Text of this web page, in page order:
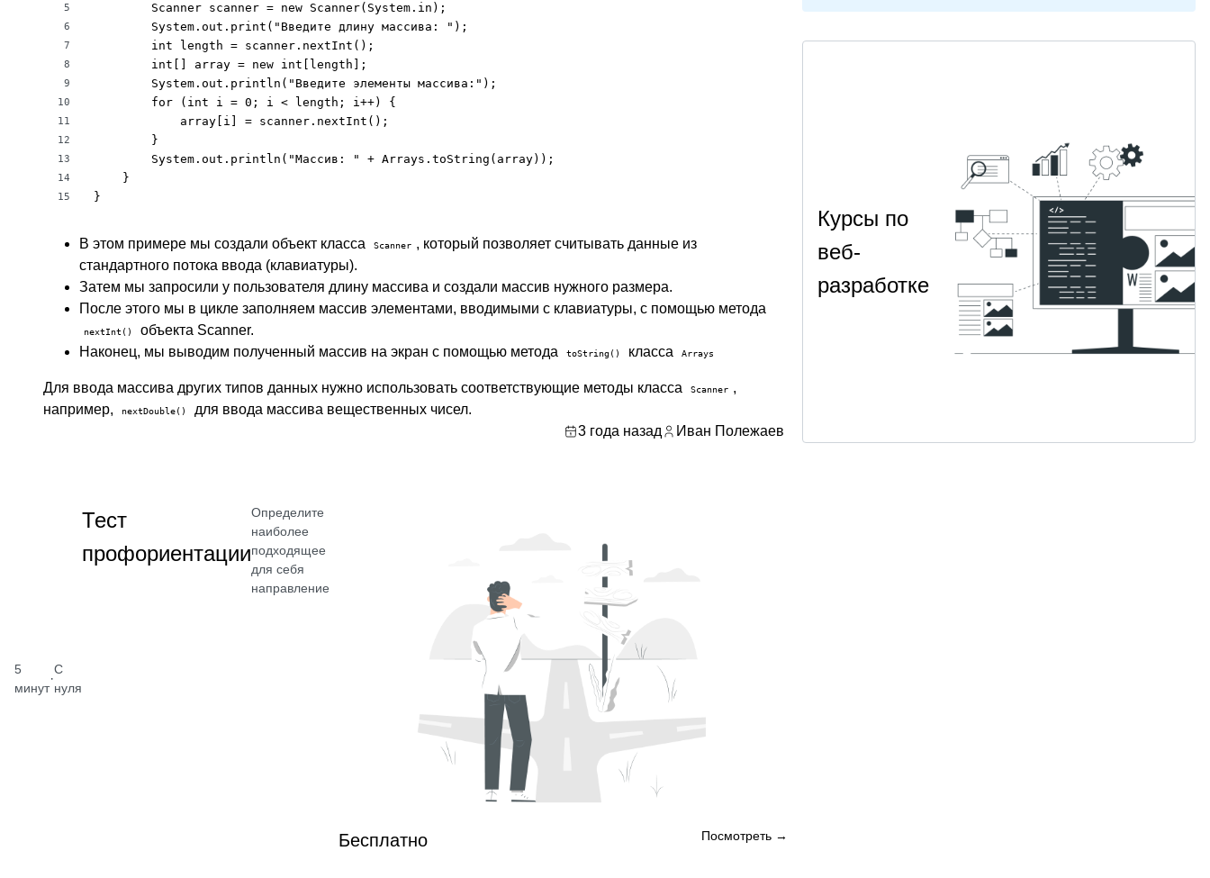
5
6
7
8
9
10
11
12
13
14
15
        Scanner scanner = new Scanner(System.in);
        System.out.print("Введите длину массива: ");
        int length = scanner.nextInt();
        int[] array = new int[length];
        System.out.println("Введите элементы массива:");
        for (int i = 0; i < length; i++) {
            array[i] = scanner.nextInt();
        }
        System.out.println("Массив: " + Arrays.toString(array));
    }
}
В этом примере мы создали объект класса Scanner , который позволяет считывать данные из
стандартного потока ввода (клавиатуры).
Затем мы запросили у пользователя длину массива и создали массив нужного размера.
После этого мы в цикле заполняем массив элементами, вводимыми с клавиатуры, с помощью метода
nextInt()
объекта Scanner.
Наконец, мы выводим полученный массив на экран с помощью метода
toString() класса Arrays
Для ввода массива других типов данных нужно использовать соответствующие методы класса Scanner ,
например,
nextDouble()
для ввода массива вещественных чисел.
3 года назад
Иван Полежаев
5
минут
·
С
нуля
Тест
профориентации
Определите
наиболее
подходящее
для себя
направление
Бесплатно Посмотреть →
Курсы по
веб-
разработке